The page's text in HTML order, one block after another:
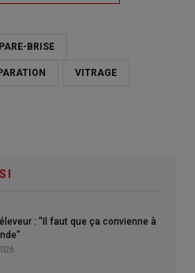
PARE-BRISE
VITRAGE
: "Il faut que ça convienne à